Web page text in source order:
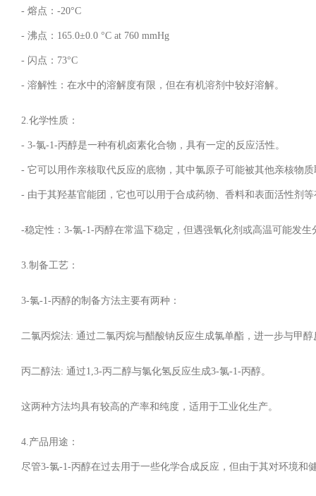
- 熔点：-20°C
- 沸点：165.0±0.0 °C at 760 mmHg
- 闪点：73°C
- 溶解性：在水中的溶解度有限，但在有机溶剂中较好溶解。
2.化学性质：
- 3-氯-1-丙醇是一种有机卤素化合物，具有一定的反应活性。
- 它可以用作亲核取代反应的底物，其中氯原子可能被其他亲核物
- 由于其羟基官能团，它也可以用于合成药物、香料和表面活性剂
-稳定性：3-氯-1-丙醇在常温下稳定，但遇强氧化剂或高温可能发
3.制备工艺：
3-氯-1-丙醇的制备方法主要有两种：
二氯丙烷法: 通过二氯丙烷与醋酸钠反应生成氯单酯，进一步与甲
丙二醇法: 通过1,3-丙二醇与氯化氢反应生成3-氯-1-丙醇。
这两种方法均具有较高的产率和纯度，适用于工业化生产。
4.产品用途：
尽管3-氯-1-丙醇在过去用于一些化学合成反应，但由于其对环境